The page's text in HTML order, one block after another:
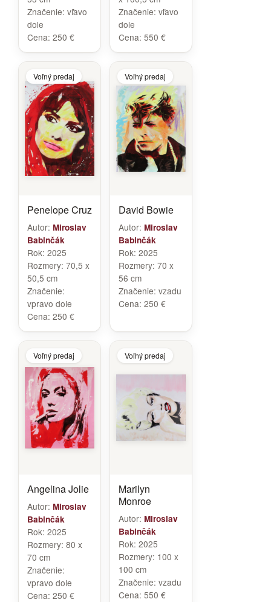
Značenie: vľavo
dole
Cena: 250 €
Značenie: vľavo
dole
Cena: 550 €
Voľný predaj
Penelope Cruz
Autor: Miroslav
Babinčák
Rok: 2025
Rozmery: 70,5 x
50,5 cm
Značenie:
vpravo dole
Cena: 250 €
Voľný predaj
David Bowie
Autor: Miroslav
Babinčák
Rok: 2025
Rozmery: 70 x
56 cm
Značenie: vzadu
Cena: 250 €
Voľný predaj
Angelina Jolie
Autor: Miroslav
Babinčák
Rok: 2025
Rozmery: 80 x
70 cm
Značenie:
vpravo dole
Cena: 250 €
Voľný predaj
Marilyn
Monroe
Autor: Miroslav
Babinčák
Rok: 2025
Rozmery: 100 x
100 cm
Značenie: vzadu
Cena: 550 €